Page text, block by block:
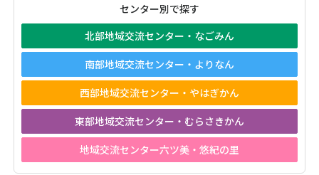
センター別で探す
北部地域交流センター・なごみん
南部地域交流センター・よりなん
西部地域交流センター・やはぎかん
東部地域交流センター・むらさきかん
地域交流センター六ツ美・悠紀の里